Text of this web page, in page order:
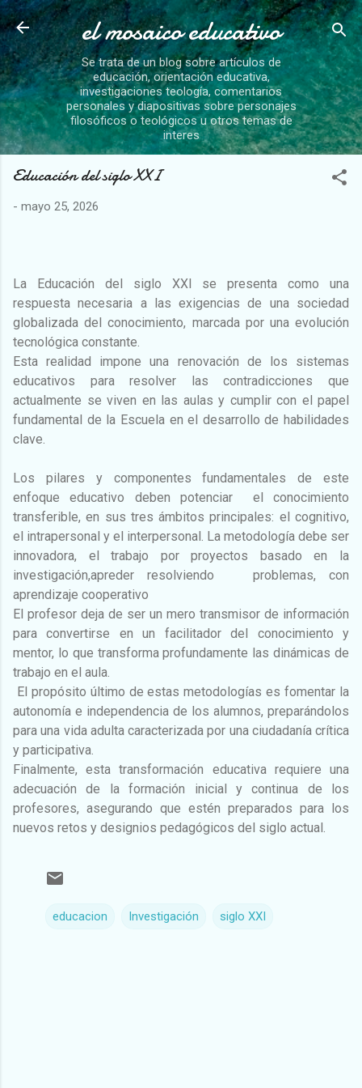
Ir al contenido principal
el mosaico educativo
Se trata de un blog sobre artículos de
educación, orientación educativa,
investigaciones teología, comentarios
personales y diapositivas sobre personajes
filosóficos o teológicos u otros temas de
interes
Educación del siglo XXI
- mayo 25, 2026
La Educación del siglo XXI se presenta como una
respuesta necesaria a las exigencias de una sociedad
globalizada del conocimiento, marcada por una evolución
tecnológica constante.
Esta realidad impone una renovación de los sistemas
educativos para resolver las contradicciones que
actualmente se viven en las aulas y cumplir con el papel
fundamental de la Escuela en el desarrollo de habilidades
clave.
Los pilares y componentes fundamentales de este
enfoque educativo deben potenciar el conocimiento
transferible, en sus tres ámbitos principales: el cognitivo,
el intrapersonal y el interpersonal. La metodología debe ser
innovadora, el trabajo por proyectos basado en la
investigación,apreder resolviendo problemas, con
aprendizaje cooperativo
El profesor deja de ser un mero transmisor de información
para convertirse en un facilitador del conocimiento y
mentor, lo que transforma profundamente las dinámicas de
trabajo en el aula.
El propósito último de estas metodologías es fomentar la
autonomía e independencia de los alumnos, preparándolos
para una vida adulta caracterizada por una ciudadanía crítica
y participativa.
Finalmente, esta transformación educativa requiere una
adecuación de la formación inicial y continua de los
profesores, asegurando que estén preparados para los
nuevos retos y designios pedagógicos del siglo actual.
educacion Investigación siglo XXI